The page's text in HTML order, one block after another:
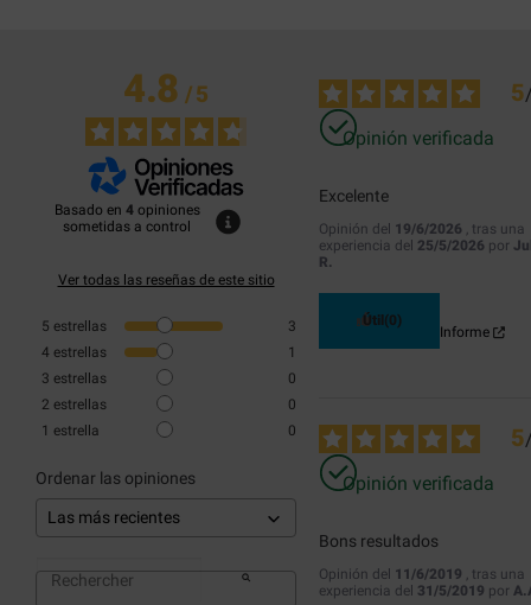
4.8/5
Basado en 4 opiniones
sometidas a control
Ver todas las reseñas de este sitio
5 estrellas
3
4 estrellas
1
3 estrellas
0
2 estrellas
0
1 estrella 0
Ordenar las opiniones
5
Opinión verificada
Excelente
Opinión del 19/6/2026 , tras una
experiencia del 25/5/2026 por
R.
Útil(0)
Informe
5
Opinión verificada
Bons resultados
Opinión del 11/6/2019 , tras una
experiencia del 31/5/2019 por